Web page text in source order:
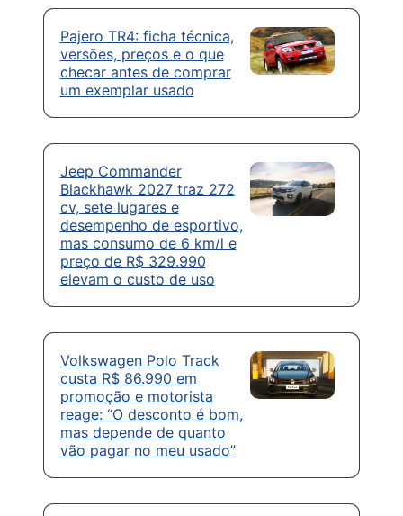
Pajero TR4: ficha técnica,
versões, preços e o que
checar antes de comprar
um exemplar usado
Jeep Commander
Blackhawk 2027 traz 272
cv, sete lugares e
desempenho de esportivo,
mas consumo de 6 km/l e
preço de R$ 329.990
elevam o custo de uso
Volkswagen Polo Track
custa R$ 86.990 em
promoção e motorista
reage: “O desconto é bom,
mas depende de quanto
vão pagar no meu usado”